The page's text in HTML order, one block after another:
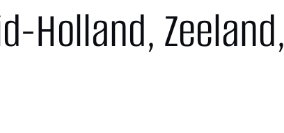
Holland, Zeeland,